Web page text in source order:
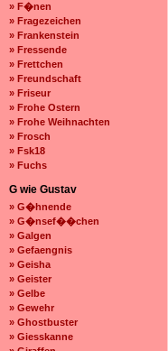
» F�nen
» Fragezeichen
» Frankenstein
» Fressende
» Frettchen
» Freundschaft
» Friseur
» Frohe Ostern
» Frohe Weihnachten
» Frosch
» Fsk18
» Fuchs
G wie Gustav
» G�hnende
» G�nsef��chen
» Galgen
» Gefaengnis
» Geisha
» Geister
» Gelbe
» Gewehr
» Ghostbuster
» Giesskanne